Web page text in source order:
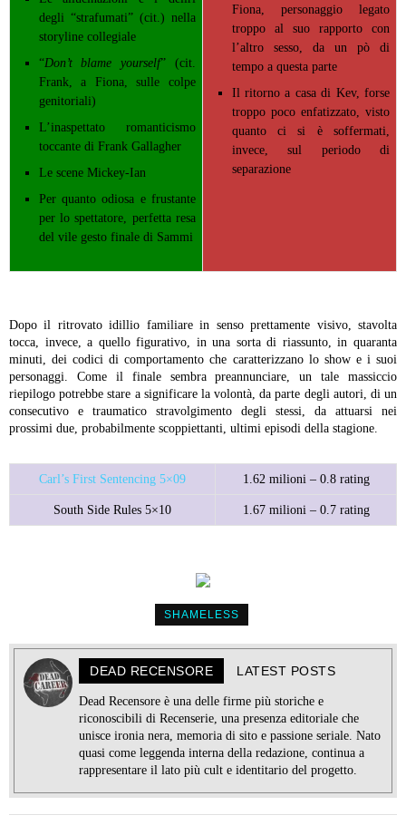
degli “strafumati” (cit.) nella
storyline collegiale
“Don’t blame yourself” (cit.
Frank, a Fiona, sulle colpe
genitoriali)
L’inaspettato romanticismo
toccante di Frank Gallagher
Le scene Mickey-Ian
Per quanto odiosa e frustante
per lo spettatore, perfetta resa
del vile gesto finale di Sammi
Fiona, personaggio legato
troppo al suo rapporto con
l’altro sesso, da un pò di
tempo a questa parte
Il ritorno a casa di Kev, forse
troppo poco enfatizzato, visto
quanto ci si è soffermati,
invece, sul periodo di
separazione
Dopo il ritrovato idillio familiare in senso prettamente visivo, stavolta
tocca, invece, a quello figurativo, in una sorta di riassunto, in quaranta
minuti, dei codici di comportamento che caratterizzano lo show e i suoi
personaggi. Come il finale sembra preannunciare, un tale massiccio
riepilogo potrebbe stare a significare la volontà, da parte degli autori, di un
consecutivo e traumatico stravolgimento degli stessi, da attuarsi nei
prossimi due, probabilmente scoppiettanti, ultimi episodi della stagione.
Carl’s First Sentencing 5×09 1.62 milioni – 0.8 rating
South Side Rules 5×10 1.67 milioni – 0.7 rating
SHAMELESS
DEAD RECENSORE LATEST POSTS
Dead Recensore è una delle firme più storiche e
riconoscibili di Recenserie, una presenza editoriale che
unisce ironia nera, memoria di sito e passione seriale. Nato
quasi come leggenda interna della redazione, continua a
rappresentare il lato più cult e identitario del progetto.